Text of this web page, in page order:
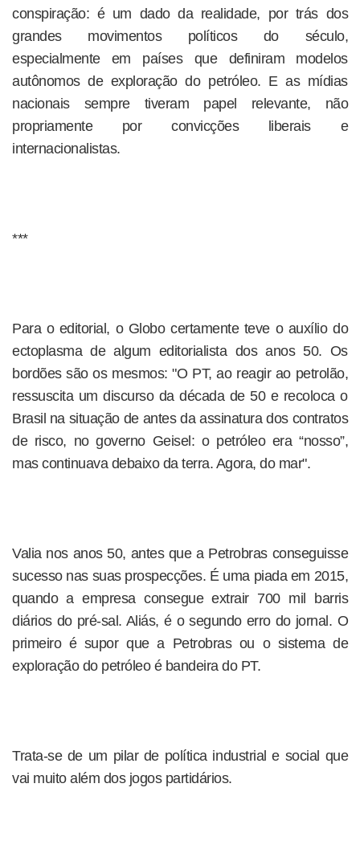
conspiração: é um dado da realidade, por trás dos
grandes movimentos políticos do século,
especialmente em países que definiram modelos
autônomos de exploração do petróleo. E as mídias
nacionais sempre tiveram papel relevante, não
propriamente por convicções liberais e
internacionalistas.
***
Para o editorial, o Globo certamente teve o auxílio do
ectoplasma de algum editorialista dos anos 50. Os
bordões são os mesmos: "O PT, ao reagir ao petrolão,
ressuscita um discurso da década de 50 e recoloca o
Brasil na situação de antes da assinatura dos contratos
de risco, no governo Geisel: o petróleo era “nosso”,
mas continuava debaixo da terra. Agora, do mar".
Valia nos anos 50, antes que a Petrobras conseguisse
sucesso nas suas prospecções. É uma piada em 2015,
quando a empresa consegue extrair 700 mil barris
diários do pré-sal. Aliás, é o segundo erro do jornal. O
primeiro é supor que a Petrobras ou o sistema de
exploração do petróleo é bandeira do PT.
Trata-se de um pilar de política industrial e social que
vai muito além dos jogos partidários.